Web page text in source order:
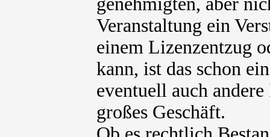
Veranstaltung ein
einem Lizenzentzug
kann, ist das schon
eventuell auch
großes Geschäft.